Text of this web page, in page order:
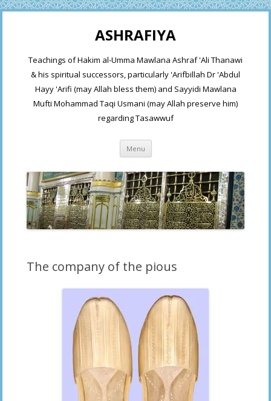
ASHRAFIYA
Teachings of Hakim al-Umma Mawlana Ashraf 'Ali Thanawi
& his spiritual successors, particularly 'Arifbillah Dr 'Abdul
Hayy 'Arifi (may Allah bless them) and Sayyidi Mawlana
Mufti Mohammad Taqi Usmani (may Allah preserve him)
regarding Tasawwuf
Menu Skip
content
The company of the pious